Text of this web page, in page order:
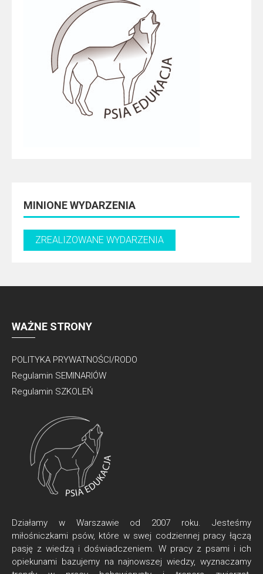
MINIONE WYDARZENIA
WAŻNE STRONY
POLITYKA PRYWATNOŚCI/RODO
Regulamin SEMINARIÓW
Regulamin SZKOLEŃ
Działamy w Warszawie od 2007 roku. Jesteśmy
miłośniczkami psów, które w swej codziennej pracy łączą
pasję z wiedzą i doświadczeniem. W pracy z psami i ich
opiekunami bazujemy na najnowszej wiedzy, wyznaczamy